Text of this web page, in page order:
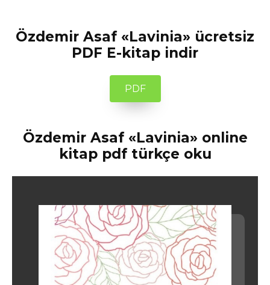
Özdemir Asaf «Lavinia» ücretsiz
PDF E-kitap indir
PDF
Özdemir Asaf «Lavinia» online
kitap pdf türkçe oku